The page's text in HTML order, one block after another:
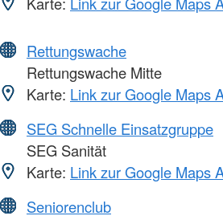
Rettungswache
Rettungswache Mitte
Karte: Link zur Google Maps
SEG Schnelle Einsatzgruppe
SEG Sanität
Karte: Link zur Google Maps
Seniorenclub